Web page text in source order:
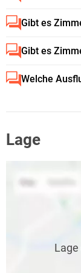
Gibt es
Gibt es
Welche
Lage